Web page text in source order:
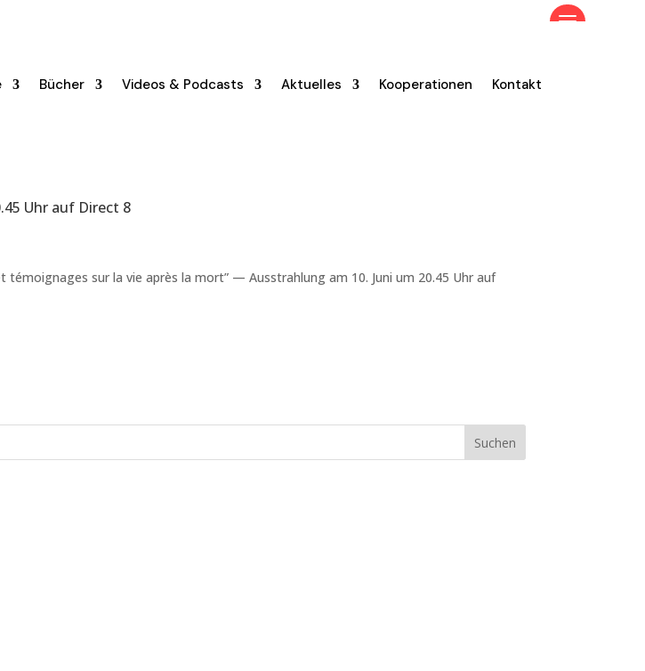
Bücher Videos & Podcasts Aktuelles Kooperationen Kontakt
Uhr auf Direct 8
sur la vie après la mort” — Ausstrahlung am 10. Juni um 20.45 Uhr auf